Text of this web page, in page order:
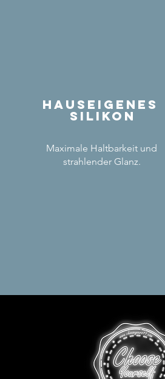
Hauseigenes
Silikon
Maximale Haltbarkeit und
strahlender Glanz.